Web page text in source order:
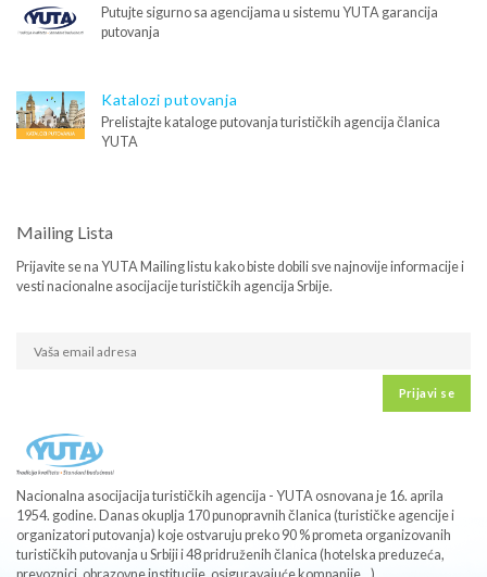
Putujte sigurno sa agencijama u sistemu YUTA garancija
putovanja
Katalozi putovanja
Prelistajte kataloge putovanja turističkih agencija članica
YUTA
Mailing Lista
Prijavite se na YUTA Mailing listu kako biste dobili sve najnovije informacije i
vesti nacionalne asocijacije turističkih agencija Srbije.
Prijavi se
Nacionalna asocijacija turističkih agencija - YUTA osnovana je 16. aprila
1954. godine. Danas okuplja 170 punopravnih članica (turističke agencije i
organizatori putovanja) koje ostvaruju preko 90 % prometa organizovanih
turističkih putovanja u Srbiji i 48 pridruženih članica (hotelska preduzeća,